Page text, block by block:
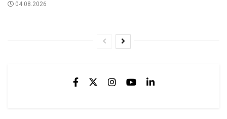
04.08.2026